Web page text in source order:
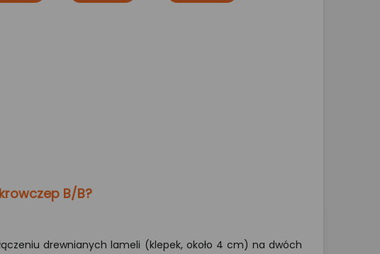
B/B?
drewnianych lameli (klepek, około 4 cm) na dwóch